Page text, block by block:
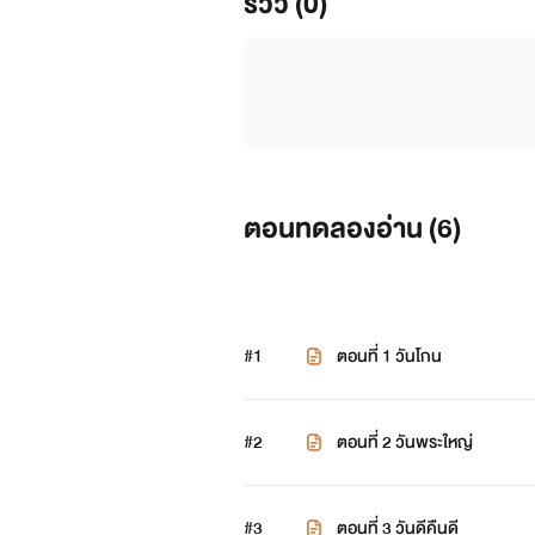
ตอนทดลองอ่าน (6)
#1 ตอนที่ 1 วันโกน
#2 ตอนที่ 2 วันพระใหญ่
#3 ตอนที่ 3 วันดีคืนดี